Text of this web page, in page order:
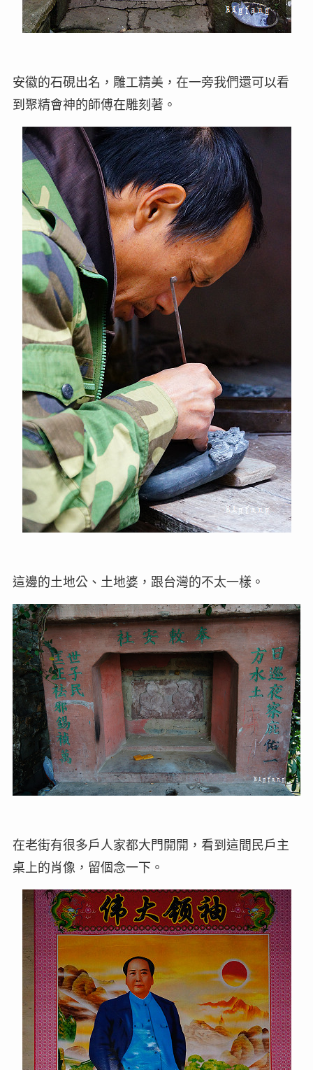
安徽的石硯出名，雕工精美，在一旁我們還可以看
到聚精會神的師傅在雕刻著。
這邊的土地公、土地婆，跟台灣的不太一樣。
在老街有很多戶人家都大門開開，看到這間民戶主
桌上的肖像，留個念一下。